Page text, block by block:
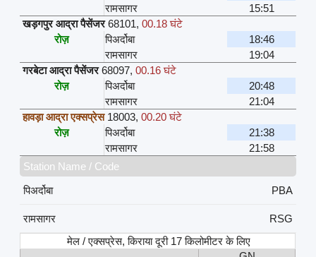
रामसागर
15:51
खड़गपुर आद्रा पैसेंजर 68101,00.18 घंटे
रोज़
पिअर्दोबा
18:46
रामसागर
19:04
गरबेटा आद्रा पैसेंजर 68097,00.16 घंटे
रोज़
पिअर्दोबा
20:48
रामसागर
21:04
हावड़ा आद्रा एक्सप्रेस 18003,00.20 घंटे
रोज़
पिअर्दोबा
21:38
रामसागर
21:58
Station Name / Code
पिअर्दोबा
PBA
रामसागर
RSG
मेल / एक्सप्रेस, किराया दूरी 17 किलोमीटर के लिए